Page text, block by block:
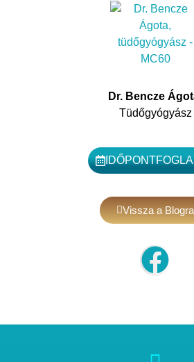
Dr. Bencze
Tüdőgyógyász
Vissza a Blogra